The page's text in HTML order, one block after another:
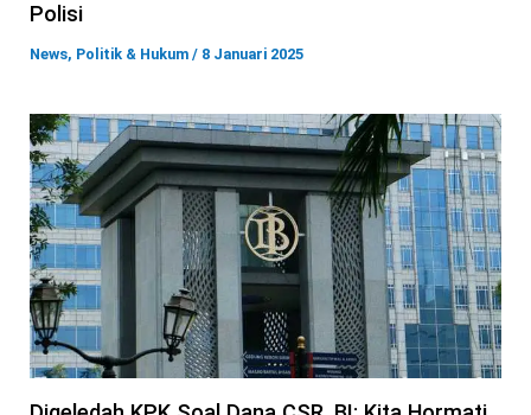
Polisi
News, Politik & Hukum / 8 Januari 2025